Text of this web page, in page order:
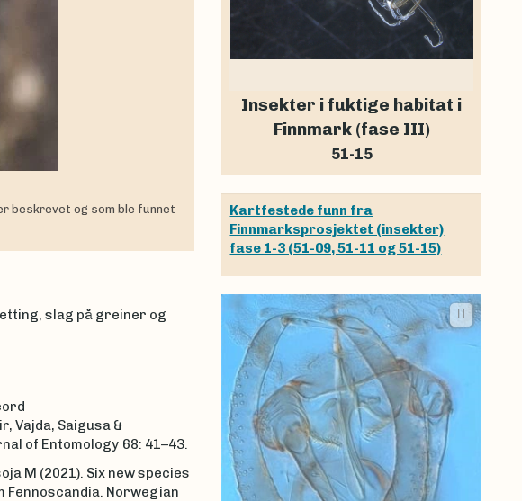
beskrevet og som ble funnet
slag på greiner og
Vajda, Saigusa &
of Entomology 68: 41–43.
M (2021). Six new species
Fennoscandia. Norwegian
Insekter i fuktige habitat i
Finnmark (fase III)
51-15
Kartfestede funn fra
Finnmarksprosjektet (insekter)
fase 1-3 (51-09, 51-11 og 51-15)